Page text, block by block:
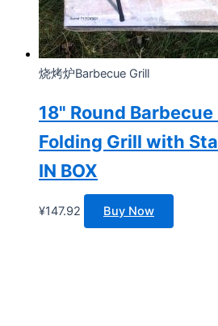
烧烤炉Barbecue Grill
18" Round
Folding Grill with
IN BOX
¥147.92 Buy Now